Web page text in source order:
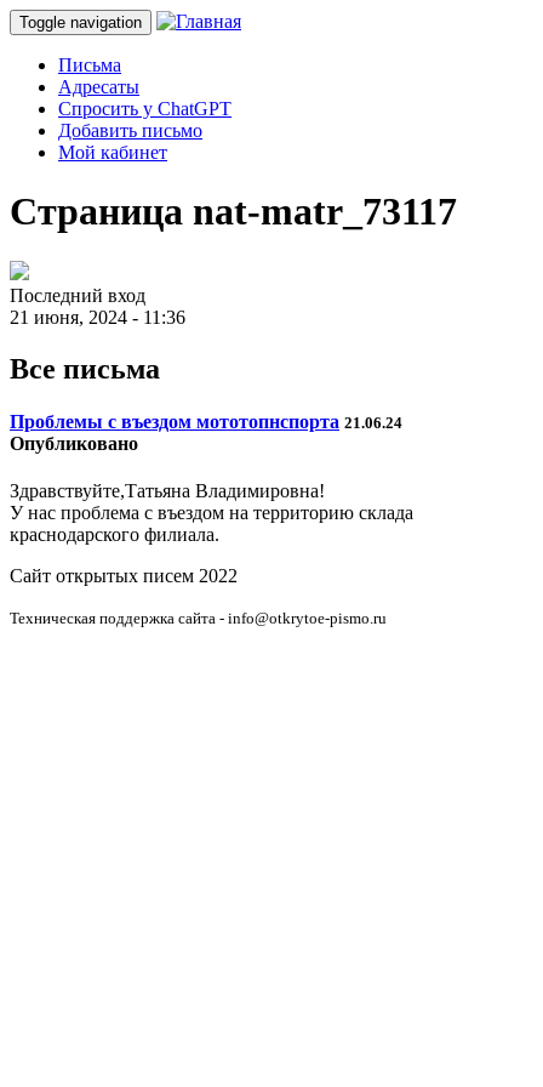
Toggle navigation
Письма
Адресаты
Спросить у ChatGPT
Добавить письмо
Мой кабинет
Страница nat-matr_73117
Последний вход
21 июня, 2024 - 11:36
Все письма
Проблемы с въездом мототопнспорта 21.06.24
Опубликовано
Здравствуйте,Татьяна Владимировна!
У нас проблема с въездом на территорию склада
краснодарского филиала.
Сайт открытых писем 2022
Техническая поддержка сайта - info@otkrytoe-pismo.ru